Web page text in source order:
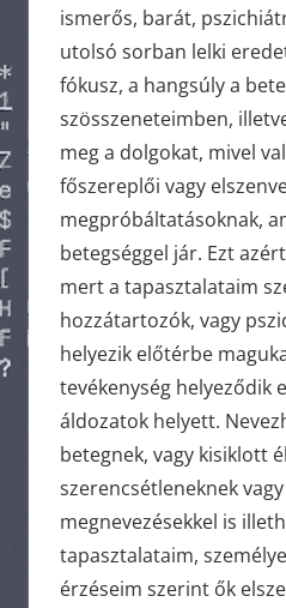
ismerős, barát,
utolsó sorban lelki
fókusz, a hangsúly a
szösszeneteimben,
meg a dolgokat, mivel
főszereplői vagy
megpróbáltatásoknak,
betegséggel jár. Ezt
mert a tapasztalataim
hozzátartozók, vagy
helyezik előtérbe
tevékenység helyeződik
áldozatok helyett.
betegnek, vagy kisiklott
szerencsétleneknek
megnevezésekkel is
tapasztalataim,
érzéseim szerint ők